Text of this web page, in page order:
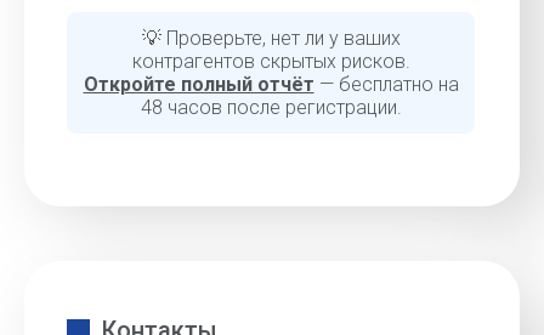
💡 Проверьте, нет ли у ваших
контрагентов скрытых рисков.
Откройте полный отчёт — бесплатно на
48 часов после регистрации.